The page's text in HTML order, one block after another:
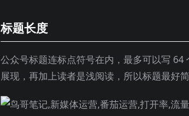
标题长度
公众号标题连标点符号在内，最多可以写
展现，再加上读者是浅阅读，所以标题最好